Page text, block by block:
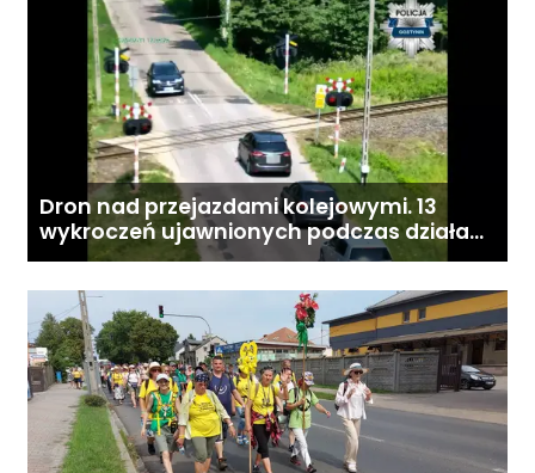
Dron nad przejazdami kolejowymi. 13
wykroczeń ujawnionych podczas działań
„Bezpieczny przejazd kolejowy”